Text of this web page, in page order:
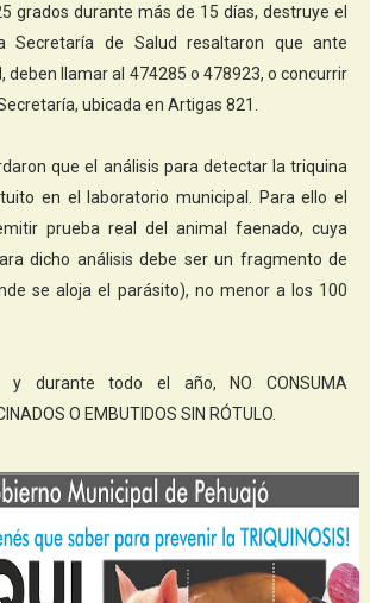
grados durante más de 15 días, destruye el
Secretaría de Salud resaltaron que ante
deben llamar al 474285 o 478923, o concurrir
ubicada en Artigas 821.
que el análisis para detectar la triquina
en el laboratorio municipal. Para ello el
prueba real del animal faenado, cuya
dicho análisis debe ser un fragmento de
se aloja el parásito), no menor a los 100
y durante todo el año, NO CONSUMA
O EMBUTIDOS SIN RÓTULO.